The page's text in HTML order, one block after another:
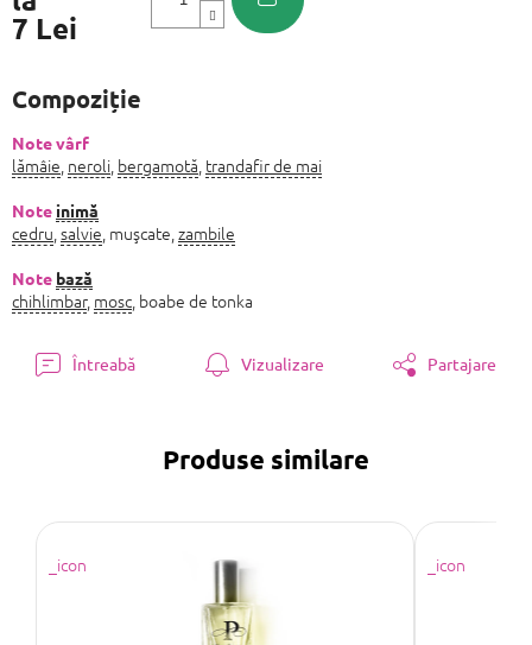
7 Lei
Compoziție
Note vârf
lămâie neroli bergamotă trandafir de mai
Note inimă
cedru salvie , muşcate, zambile
Note bază
chihlimbar, mosc , boabe de tonka
Întreabă Vizualizare Partajare
Produse similare